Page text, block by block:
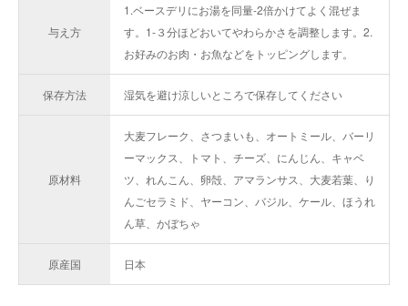
与え方
1.ベースデリにお湯を同量-2倍かけてよく混ぜま
す。1-３分ほどおいてやわらかさを調整します。2.
お好みのお肉・お魚などをトッピングします。
保存方法 湿気を避け涼しいところで保存してください
原材料
大麦フレーク、さつまいも、オートミール、バーリ
ーマックス、トマト、チーズ、にんじん、キャベ
ツ、れんこん、卵殻、アマランサス、大麦若葉、り
んごセラミド、ヤーコン、バジル、ケール、ほうれ
ん草、かぼちゃ
原産国 日本